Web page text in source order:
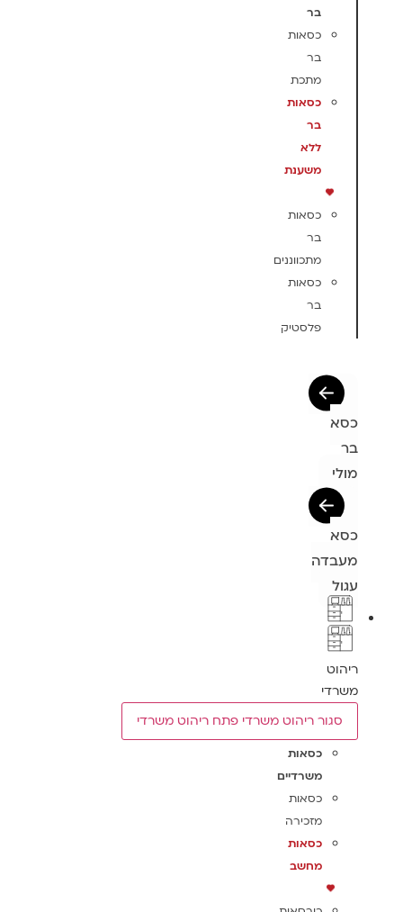
בר
כסאות
בר
מתכת
כסאות
בר
ללא
משענת
כסאות
בר
מתכווננים
כסאות
בר
פלסטיק
כסא
בר
מולי
כסא
מעבדה
עגול
ריהוט
משרדי
סגור ריהוט משרדי פתח ריהוט משרדי
כסאות
משרדיים
כסאות
מזכירה
כסאות
מחשב